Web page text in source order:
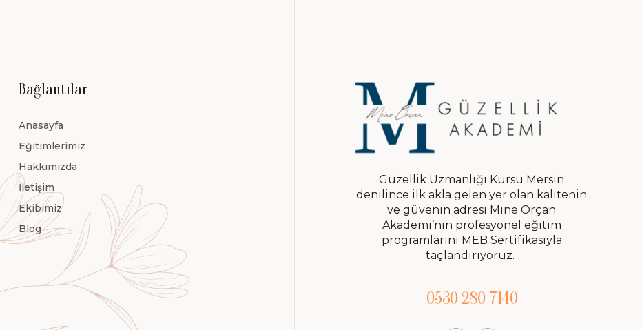
Bağlantılar
Anasayfa
Eğitimlerimiz
Hakkımızda
İletişim
Ekibimiz
Blog
Güzellik Uzmanlığı Kursu Mersin
denilince ilk akla gelen yer olan kalitenin
ve güvenin adresi Mine Orçan
Akademi’nin profesyonel eğitim
programlarını MEB Sertifikasıyla
taçlandırıyoruz.
0530 280 7140